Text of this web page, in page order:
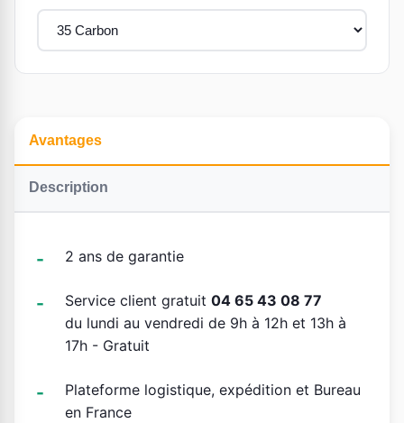
Avantages
Description
2 ans de garantie
Service client gratuit 04 65 43 08 77
du lundi au vendredi de 9h à 12h et 13h à
17h - Gratuit
Plateforme logistique, expédition et Bureau
en France